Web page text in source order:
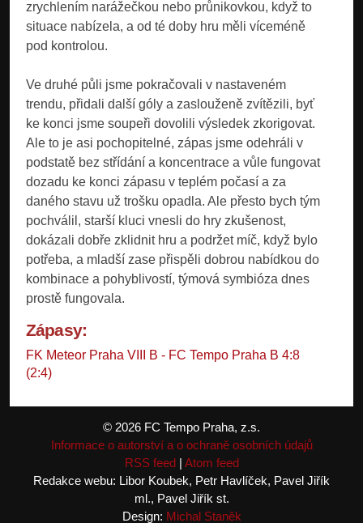
zrychlením narážečkou nebo průnikovkou, když to
situace nabízela, a od té doby hru měli víceméně
pod kontrolou.
Ve druhé půli jsme pokračovali v nastaveném
trendu, přidali další góly a zaslouženě zvítězili, byť
ke konci jsme soupeři dovolili výsledek zkorigovat.
Ale to je asi pochopitelné, zápas jsme odehráli v
podstatě bez střídání a koncentrace a vůle fungovat
dozadu ke konci zápasu v teplém počasí a za
daného stavu už trošku opadla. Ale přesto bych tým
pochválil, starší kluci vnesli do hry zkušenost,
dokázali dobře zklidnit hru a podržet míč, když bylo
potřeba, a mladší zase přispěli dobrou nabídkou do
kombinace a pohyblivostí, týmová symbióza dnes
prostě fungovala.
Zápasy:
FK Meteor Praha VIII B - FC Tempo Praha B 4:8
(2:4)
© 2026 FC Tempo Praha, z.s.
Informace o autorství a o ochraně osobních údajů
RSS feed| Atom feed
Redakce webu: Libor Koubek, Petr Havlíček, Pavel Jiřík
ml., Pavel Jiřík st.
Design: Michal Staněk